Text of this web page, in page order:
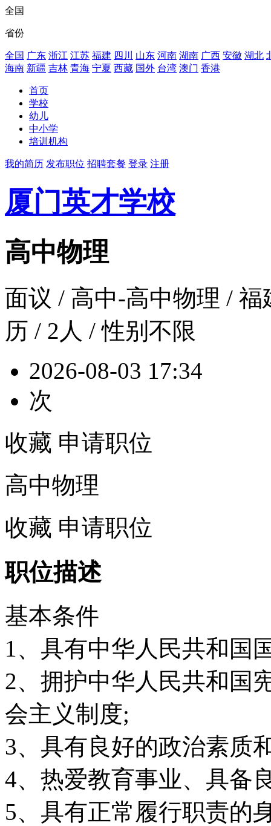
全国
省份
全国 广东 浙江 江苏 福建 四川 山东 河南 湖南 广西 安徽 湖北
海南 新疆 吉林 青海 宁夏 西藏 国外 台湾 澳门 香港
首页
学校
幼儿
中小学
培训机构
我的简历 发布职位 招聘套餐 登录 注册
厦门英才学校
高中物理
面议 / 高中-高中物理 /
历 / 2人 / 性别不限
2026-08-03 17:34
次
收藏 申请职位
高中物理
收藏 申请职位
职位描述
基本条件
1、具有中华人民共和国
2、拥护中华人民共和国
会主义制度;
3、具有良好的政治素质
4、热爱教育事业、具备
5、具有正常履行职责的